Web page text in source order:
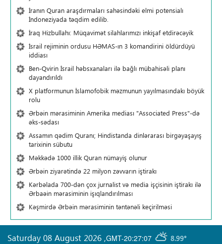
İranın Quran araşdırmaları sahəsindəki elmi potensialı
İndoneziyada təqdim edilib.
İraq Hizbullahı: Müqavimət silahlarımızı inkişaf etdirəcəyik
İsrail rejiminin ordusu HƏMAS-ın 3 komandirini öldürdüyü
iddiası
Ben-Qvirin İsrail həbsxanaları ilə bağlı mübahisəli planı
dayandırıldı
X platformunun İslamofobik məzmunun yayılmasındakı böyük
rolu
Ərbəin mərasiminin Amerika mediası "Associated Press"-də
əks-sədası
Assamın qədim Quranı; Hindistanda dinlərarası birgəyaşayış
tarixinin sübutu
Məkkədə 1000 illik Quran nümayiş olunur
Ərbəin ziyarətində 22 milyon zəvvarın iştirakı
Kərbəlada 700-dən çox jurnalist və media işçisinin iştirakı ilə
Ərbaəin mərasiminin işıqlandırılması
Kəşmirdə Ərbəin mərasiminin təntənəli keçirilməsi
GMT-20:27:07 8.99°
Saturday 08 August 2026 ,